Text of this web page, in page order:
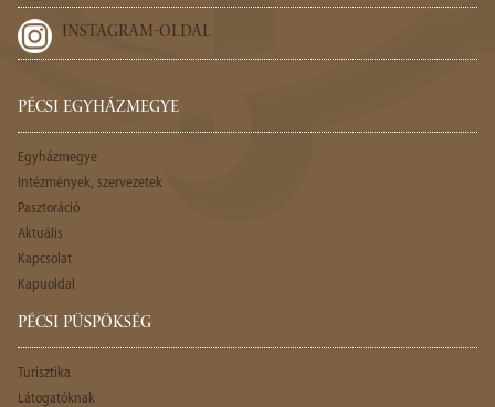
INSTAGRAM-OLDAL
PÉCSI EGYHÁZMEGYE
Egyházmegye
Intézmények, szervezetek
Pasztoráció
Aktuális
Kapcsolat
Kapuoldal
PÉCSI PÜSPÖKSÉG
Turisztika
Látogatóknak